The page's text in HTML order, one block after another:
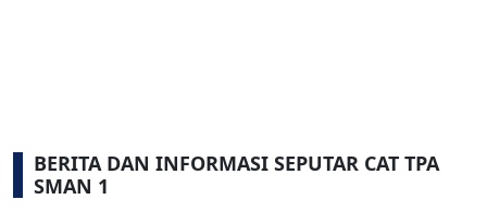
BERITA DAN INFORMASI SEPUTAR CAT TPA
SMAN 1